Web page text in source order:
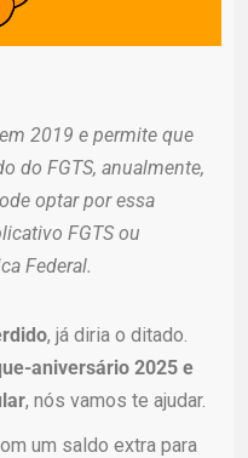
2019 e permite que
do FGTS, anualmente,
optar por essa
FGTS ou
Federal.
, já diria o ditado.
aniversário 2025 e
, nós vamos te ajudar.
um saldo extra para